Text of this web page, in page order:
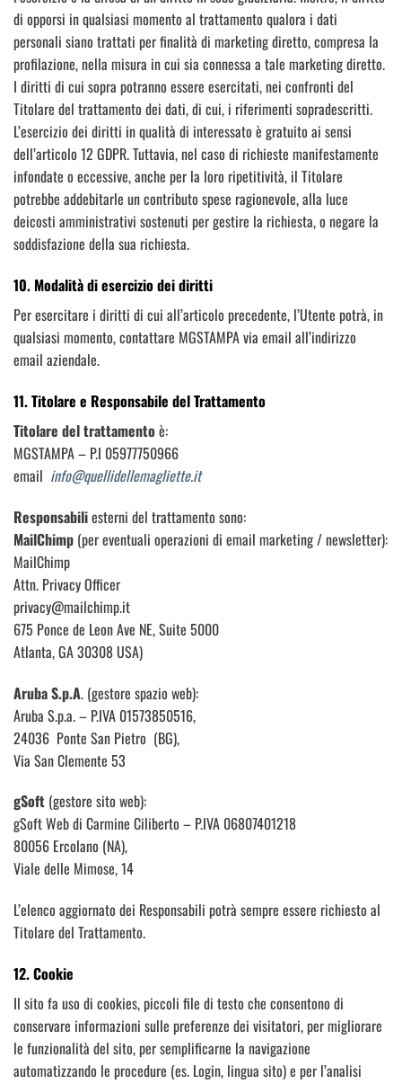
di opporsi in qualsiasi momento al trattamento qualora i dati
personali siano trattati per finalità di marketing diretto, compresa la
profilazione, nella misura in cui sia connessa a tale marketing diretto.
I diritti di cui sopra potranno essere esercitati, nei confronti del
Titolare del trattamento dei dati, di cui, i riferimenti sopradescritti.
L’esercizio dei diritti in qualità di interessato è gratuito ai sensi
dell’articolo 12 GDPR. Tuttavia, nel caso di richieste manifestamente
infondate o eccessive, anche per la loro ripetitività, il Titolare
potrebbe addebitarle un contributo spese ragionevole, alla luce
deicosti amministrativi sostenuti per gestire la richiesta, o negare la
soddisfazione della sua richiesta.
10. Modalità di esercizio dei diritti
Per esercitare i diritti di cui all’articolo precedente, l’Utente potrà, in
qualsiasi momento, contattare MGSTAMPA via email all’indirizzo
email aziendale.
11. Titolare e Responsabile del Trattamento
Titolare del trattamento è:
MGSTAMPA – P.I 05977750966
email info@quellidellemagliette.it
Responsabiliesterni del trattamento sono:
MailChimp (per eventuali operazioni di email marketing / newsletter):
MailChimp
Attn. Privacy Officer
privacy@mailchimp.it
675 Ponce de Leon Ave NE, Suite 5000
Atlanta, GA 30308 USA)
Aruba S.p.A. (gestore spazio web):
Aruba S.p.a. – P.IVA 01573850516,
24036 Ponte San Pietro (BG),
Via San Clemente 53
gSoft (gestore sito web):
gSoft Web di Carmine Ciliberto – P.IVA 06807401218
80056 Ercolano (NA),
Viale delle Mimose, 14
L’elenco aggiornato dei Responsabili potrà sempre essere richiesto al
Titolare del Trattamento.
12. Cookie
Il sito fa uso di cookies, piccoli file di testo che consentono di
conservare informazioni sulle preferenze dei visitatori, per migliorare
le funzionalità del sito, per semplificarne la navigazione
automatizzando le procedure (es. Login, lingua sito) e per l’analisi